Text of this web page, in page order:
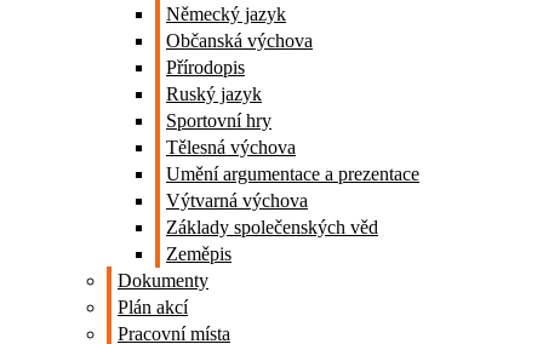
Německý jazyk
Občanská výchova
Přírodopis
Ruský jazyk
Sportovní hry
Tělesná výchova
Umění argumentace a prezentace
Výtvarná výchova
Základy společenských věd
Zeměpis
Dokumenty
Plán akcí
Pracovní místa